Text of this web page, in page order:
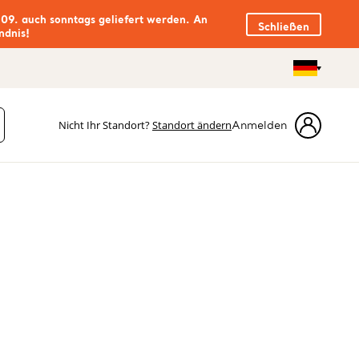
auch sonntags geliefert werden. An
Schließen
Nicht Ihr Standort?Standort ändernAnmelden